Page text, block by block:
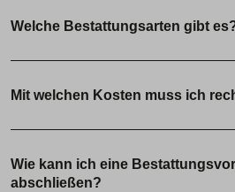
Welche Bestattungsarten gibt
Mit welchen Kosten muss ich
Wie kann ich eine
abschließen?